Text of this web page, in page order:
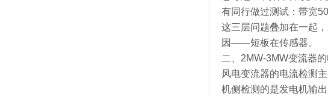
有同行做过测试：带宽
这三层问题叠加在一起
因——短板在传感器。
二、2MW-3MW变流器
风电变流器的电流检测
机侧检测的是发电机输